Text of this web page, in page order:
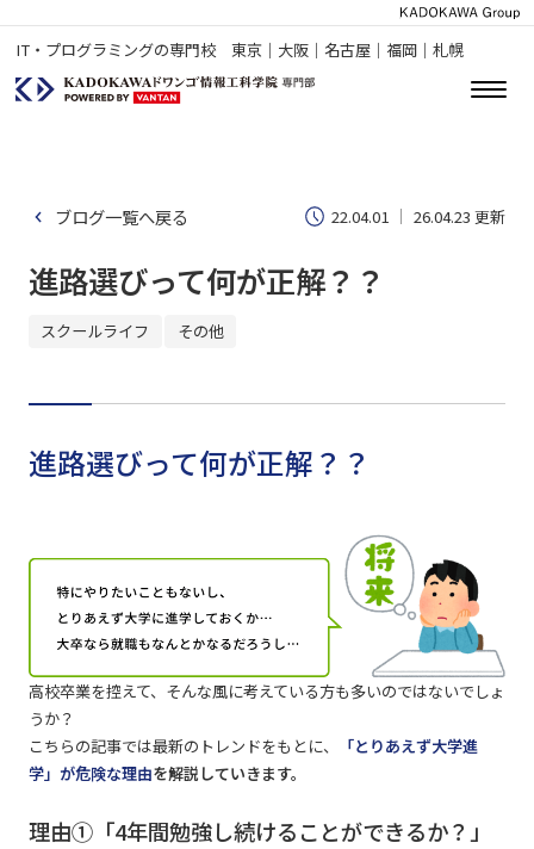
IT・プログラミングの専門校 東京｜大阪｜名古屋｜福岡｜札幌
ブログ一覧へ戻る 22.04.01 26.04.23 更新
進路選びって何が正解？？
スクールライフ その他
進路選びって何が正解？？
高校卒業を控えて、そんな風に考えている方も多いのではないでしょ
うか？
こちらの記事では最新のトレンドをもとに、
「とりあえず大学進
学」が危険な理由を解説していきます。
理由①「4年間勉強し続けることができるか？」